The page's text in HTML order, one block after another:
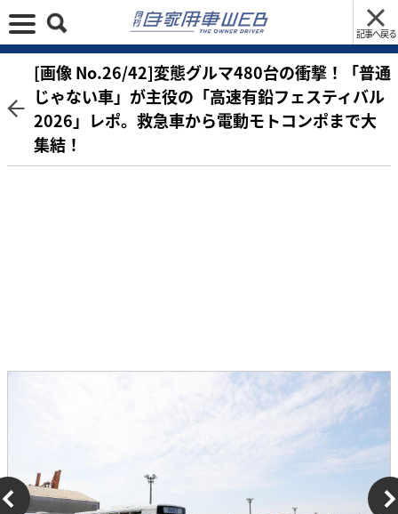
記事へ戻る
[画像 No.26/42]変態グルマ480台の衝撃！「普通
じゃない車」が主役の「高速有鉛フェスティバル
2026」レポ。救急車から電動モトコンポまで大
集結！